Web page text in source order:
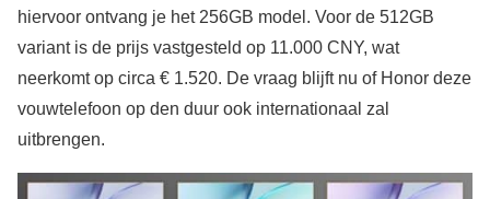
hiervoor ontvang je het 256GB model. Voor de 512GB
variant is de prijs vastgesteld op 11.000 CNY, wat
neerkomt op circa € 1.520. De vraag blijft nu of Honor deze
vouwtelefoon op den duur ook internationaal zal
uitbrengen.